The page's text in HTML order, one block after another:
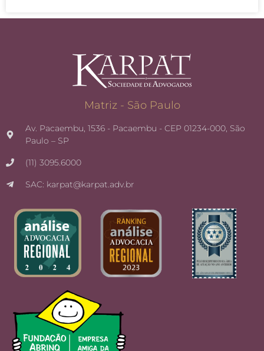
Matriz - São Paulo
Av. Pacaembu, 1536 - Pacaembu - CEP 01234-000, São
Paulo – SP
(11) 3095.6000
SAC: karpat@karpat.adv.br